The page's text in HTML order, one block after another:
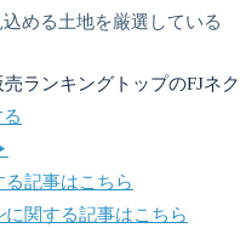
める土地を厳選している
ランキングトップのFJネ
る記事はこちら
に関する記事はこちら